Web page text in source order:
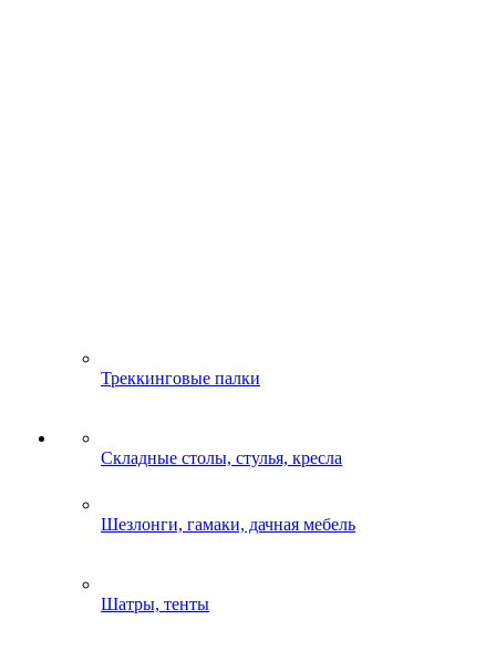
Треккинговые палки
Складные столы, стулья, кресла
Шезлонги, гамаки, дачная мебель
Шатры, тенты